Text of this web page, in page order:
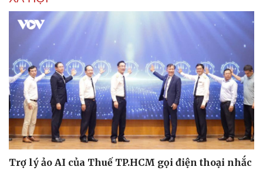
Trợ lý ảo AI của Thuế TP.HCM gọi điện thoại nhắc